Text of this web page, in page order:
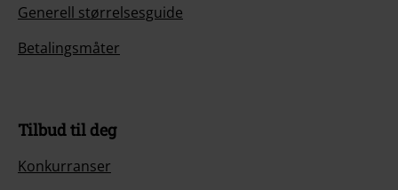
Generell størrelsesguide
Betalingsmåter
Tilbud til deg
Konkurranser